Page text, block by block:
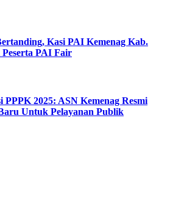
Kasi PAI Kemenag Kab.
PAI Fair
PPPK 2025: ASN Kemenag Resmi
Untuk Pelayanan Publik